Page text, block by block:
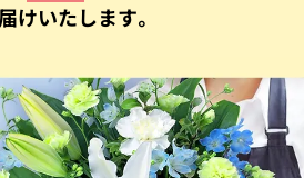
けいたします。